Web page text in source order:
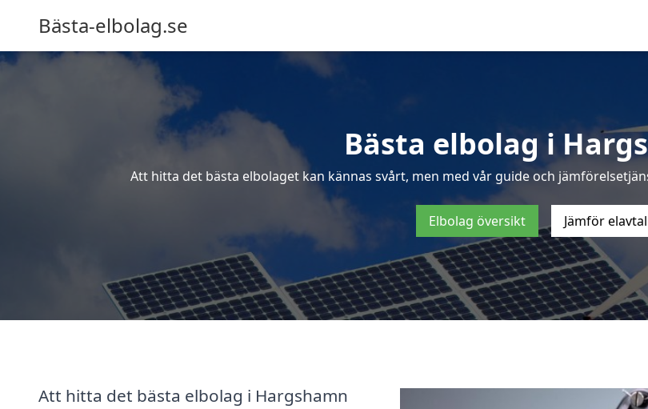
Bästa-elbolag.se
Bästa elbolag i
Att hitta det bästa elbolaget kan kännas svårt, men med vår guide och
Elbolag översikt Jämför elavtal
Att hitta det bästa elbolag i Hargshamn